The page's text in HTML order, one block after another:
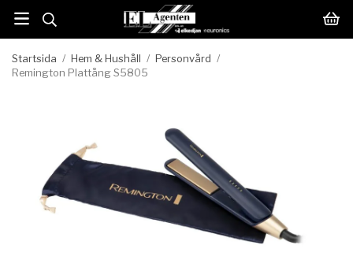
Startsida / Hem & Hushåll / Personvård /
Remington Plattång S5805